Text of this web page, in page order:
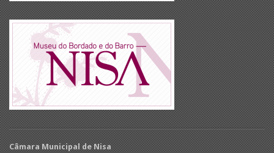
Câmara Municipal de Nisa